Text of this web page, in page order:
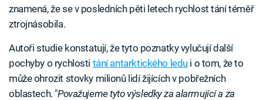
znamená, že se v posledních pěti letech rychlost tání téměř
ztrojnásobila.
Autoři studie konstatují, že tyto poznatky vylučují další
pochyby o rychlosti tání antarktického ledui o tom, že to
může ohrozit stovky milionů lidí žijících v pobřežních
oblastech. "Považujeme tyto výsledky za alarmující a za